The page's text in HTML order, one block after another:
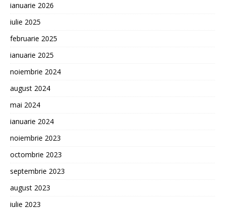
ianuarie 2026
iulie 2025
februarie 2025
ianuarie 2025
noiembrie 2024
august 2024
mai 2024
ianuarie 2024
noiembrie 2023
octombrie 2023
septembrie 2023
august 2023
iulie 2023